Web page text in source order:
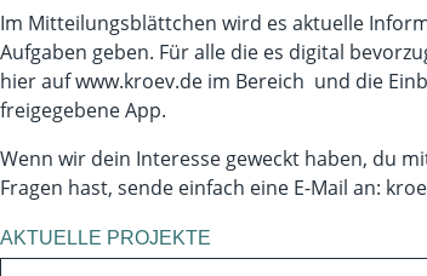
Im Mitteilungsblättchen wird es aktuelle
Aufgaben geben. Für alle die es digital
hier aufwww.kroev.de im Bereich und die
freigegebene App.
Wenn wir dein Interesse geweckt haben, du
Fragen hast, sende einfach eine E-Mail an:
AKTUELLE PROJEKTE